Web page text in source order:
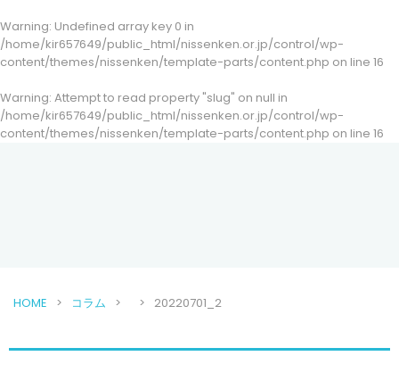
Warning: Undefined array key 0 in
/home/kir657649/public_html/nissenken.or.jp/control/wp-
content/themes/nissenken/template-parts/content.php on line 16
Warning: Attempt to read property "slug" on null in
/home/kir657649/public_html/nissenken.or.jp/control/wp-
content/themes/nissenken/template-parts/content.php on line 16
HOME コラム 20220701_2